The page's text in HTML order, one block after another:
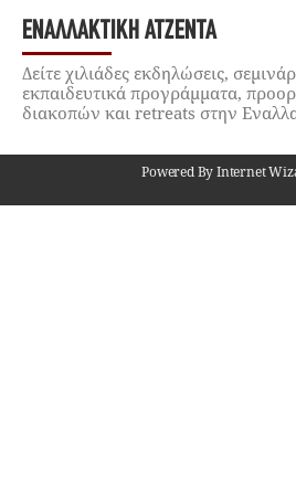
ΕΝΑΛΛΑΚΤΙΚΉ ΑΤΖΈΝΤΑ
Δείτε χιλιάδες εκδηλώσεις,
εκπαιδευτικά προγράμματα,
διακοπών και retreats στην
Powered By Internet